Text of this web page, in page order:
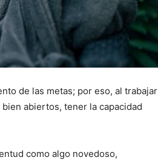
de las metas; por eso, al trabajar
abiertos, tener la capacidad
como algo novedoso,